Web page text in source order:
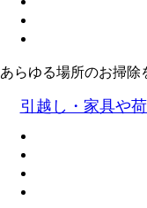
あらゆる場所のお掃除
引越し・家具や